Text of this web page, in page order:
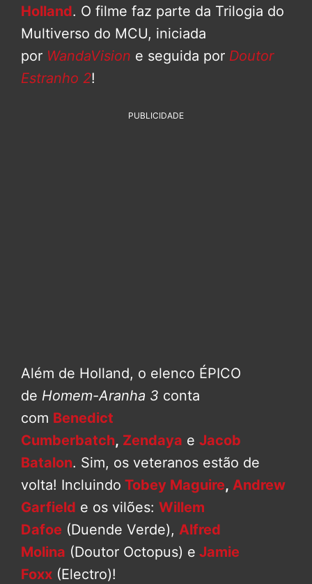
Holland. O filme faz parte da Trilogia do
Multiverso do MCU, iniciada
por WandaVision e seguida por Doutor
Estranho 2!
PUBLICIDADE
Além de Holland, o elenco ÉPICO
de Homem-Aranha 3 conta
com Benedict
Cumberbatch, Zendaya e Jacob
Batalon. Sim, os veteranos estão de
volta! Incluindo Tobey Maguire, Andrew
Garfield e os vilões: Willem
Dafoe (Duende Verde), Alfred
Molina (Doutor Octopus) e Jamie
Foxx (Electro)!